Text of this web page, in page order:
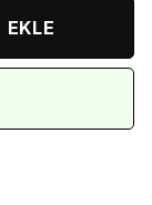
EKLE